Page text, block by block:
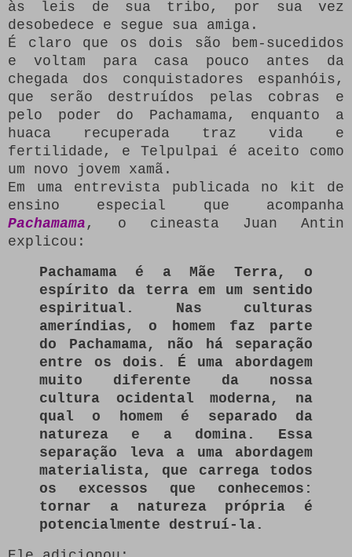
às leis de sua tribo, por sua vez
desobedece e segue sua amiga.
É claro que os dois são bem-sucedidos
e voltam para casa pouco antes da
chegada dos conquistadores espanhóis,
que serão destruídos pelas cobras e
pelo poder do Pachamama, enquanto a
huaca recuperada traz vida e
fertilidade, e Telpulpai é aceito como
um novo jovem xamã.
Em uma entrevista publicada no kit de
ensino especial que acompanha
Pachamama , o cineasta Juan Antin
explicou:
Pachamama é a Mãe Terra, o
espírito da terra em um sentido
espiritual.
Nas culturas
ameríndias, o homem faz parte
do Pachamama, não há separação
entre os dois.
É uma abordagem
muito diferente da nossa
cultura ocidental moderna, na
qual o homem é separado da
natureza e a domina.
Essa
separação leva a uma abordagem
materialista, que carrega todos
os excessos que conhecemos:
tornar a natureza própria é
potencialmente destruí-la.